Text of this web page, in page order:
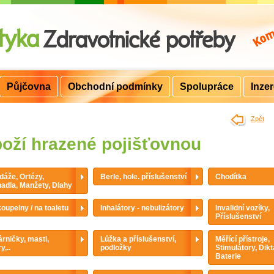
hrazené pojišťovnou
Ortézy,
Manžety, Dlahy
Berle, hole. příslušenství Chodítka
/ na toaletu Inhalátory - nebulizátory
Invalidní vozíky,
Příslušenství
masti,
Lůžka a příslušenství,
podložky
Měřící přístroje,
Stimulátory,
Baterie
Zpět
Půjčovna Obchodní podmínky Spolupráce